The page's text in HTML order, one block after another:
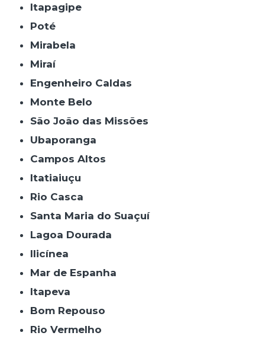
Itapagipe
Poté
Mirabela
Miraí
Engenheiro Caldas
Monte Belo
São João das Missões
Ubaporanga
Campos Altos
Itatiaiuçu
Rio Casca
Santa Maria do Suaçuí
Lagoa Dourada
Ilicínea
Mar de Espanha
Itapeva
Bom Repouso
Rio Vermelho